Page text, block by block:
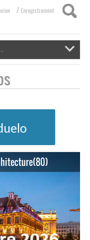
/ Enregistrement